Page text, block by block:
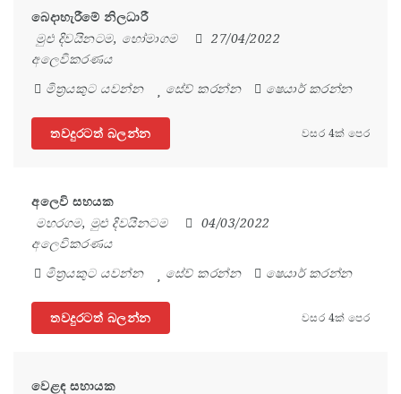
බෙදාහැරීමේ නිලධාරී
මුළු දිවයිනටම, හෝමාගම
27/04/2022
අලෙවිකරණය
මිත්‍රයකුට යවන්න සේව් කරන්න ෂෙයාර් කරන්න
තවදුරටත් බලන්න වසර 4ක් පෙර
අලෙවි සහයක
මහරගම, මුළු දිවයිනටම
04/03/2022
අලෙවිකරණය
මිත්‍රයකුට යවන්න සේව් කරන්න ෂෙයාර් කරන්න
තවදුරටත් බලන්න වසර 4ක් පෙර
වෙළඳ සහායක